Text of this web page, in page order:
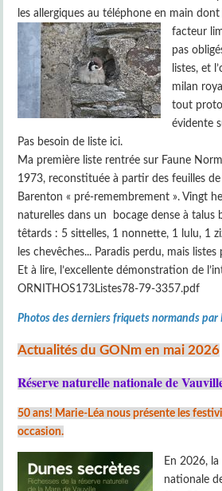
les allergiques au téléphone en main dont
facteur
pas
listes, et
milan
tout
évidente
Pas besoin de liste ici.
Ma première liste rentrée sur Faune
1973, reconstituée à partir des feuilles
Barenton « pré-remembrement ». Vingt
naturelles dans un bocage dense à talus
têtards : 5 sittelles, 1 nonnette, 1 lulu, 1
les chevêches... Paradis perdu, mais listes
Et à lire, l’excellente démonstration de
ORNITHOS173Listes78-79-3357.pdf
Photos des derniers friquets normands par
Actualités du GONm en mai 2026
Réserve naturelle nationale de
50 ans! Marie-Léa nous présente les
occasion.
En 2026,
nationale